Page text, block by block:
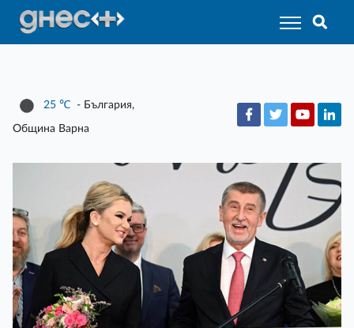
25 ℃ - България,
Община Варна